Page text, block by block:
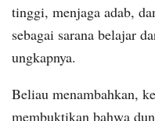
tinggi, menjaga adab,
sebagai sarana belajar
ungkapnya.
Beliau menambahkan,
membuktikan bahwa